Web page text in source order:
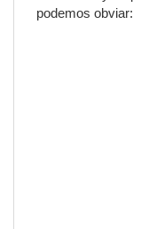
podemos obviar: